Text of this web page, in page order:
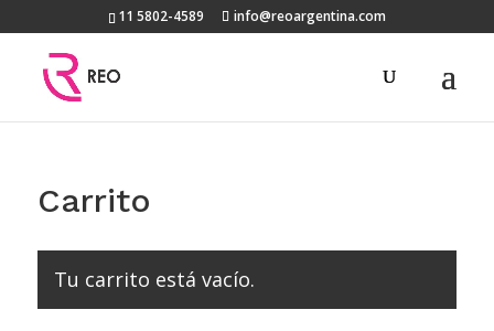
11 5802-4589 info@reoargentina.com
Carrito
Tu carrito está vacío.